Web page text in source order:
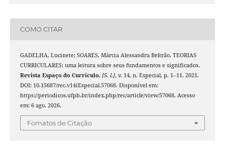
COMO CITAR
GADELHA, Lucinete; SOARES, Márcia Alessandra Beltrão. TEORIAS
CURRICULARES: uma leitura sobre seus fundamentos e significados.
Revista Espaço do Currículo, [S. l.], v. 14, n. Especial, p. 1–11, 2021.
DOI: 10.15687/rec.v14iEspecial.57068. Disponível em:
https://periodicos.ufpb.br/index.php/rec/article/view/57068. Acesso
em: 6 ago. 2026.
Fomatos de Citação